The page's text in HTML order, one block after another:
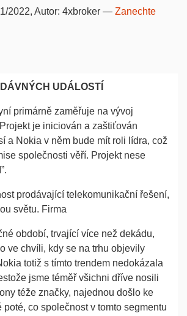
2022, Autor: 4xbroker — Zanechte
UDÁLOSTÍ
primárně zaměřuje na vývoj
je iniciován a zaštiťován
a Nokia v něm bude mít roli lídra, což
společnosti věří. Projekt nese
prodávající telekomunikační řešení,
světu. Firma
období, trvající více než dekádu,
ve chvíli, kdy se na trhu objevily
totiž s tímto trendem nedokázala
jsme téměř všichni dříve nosili
téže značky, najednou došlo ke
poté, co společnost v tomto segmentu